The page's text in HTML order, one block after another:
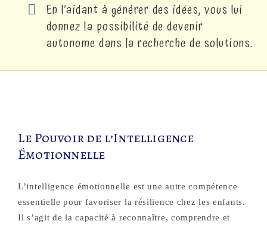
En l’aidant à générer des idées, vous lui
donnez la possibilité de devenir
autonome dans la recherche de solutions.
Le Pouvoir de l’Intelligence
Émotionnelle
L’intelligence émotionnelle est une autre compétence
essentielle pour favoriser la résilience chez les enfants.
Il s’agit de la capacité à reconnaître, comprendre et